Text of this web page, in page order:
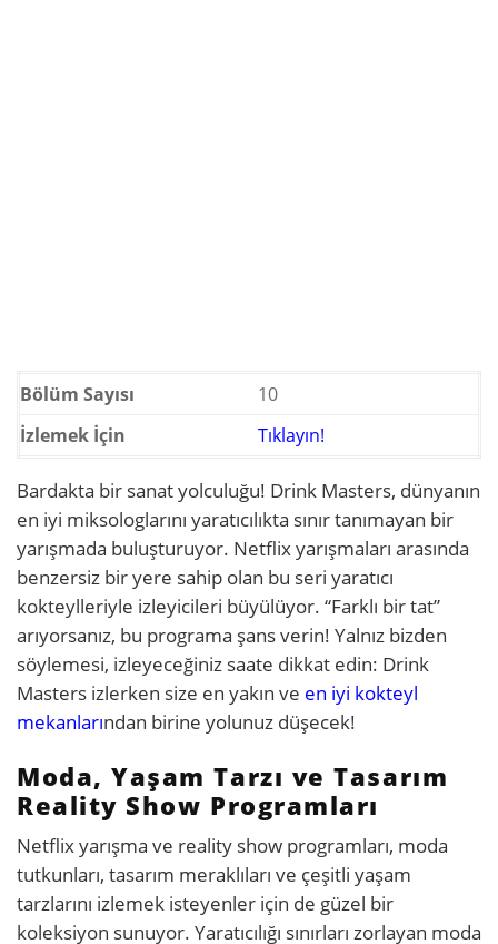
Bölüm Sayısı
10
İzlemek İçin
Tıklayın!
Bardakta bir sanat yolculuğu! Drink Masters, dünyanın
en iyi miksologlarını yaratıcılıkta sınır tanımayan bir
yarışmada buluşturuyor. Netflix yarışmaları arasında
benzersiz bir yere sahip olan bu seri yaratıcı
kokteylleriyle izleyicileri büyülüyor. “Farklı bir tat”
arıyorsanız, bu programa şans verin! Yalnız bizden
söylemesi, izleyeceğiniz saate dikkat edin: Drink
Masters izlerken size en yakın ve en iyi kokteyl
mekanlarından birine yolunuz düşecek!
Moda, Yaşam Tarzı ve Tasarım
Reality Show Programları
Netflix yarışma ve reality show programları, moda
tutkunları, tasarım meraklıları ve çeşitli yaşam
tarzlarını izlemek isteyenler için de güzel bir
koleksiyon sunuyor. Yaratıcılığı sınırları zorlayan moda